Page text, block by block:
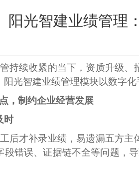
阳光智建业绩管理
持续收紧的当下，资质升级、
阳光智建业绩管理模块以数字
，制约企业经营发展
时
后才补录业绩，易遗漏五方主
段错误、证据链不全等问题，